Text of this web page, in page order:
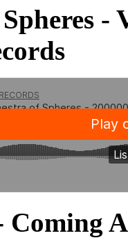
Coming